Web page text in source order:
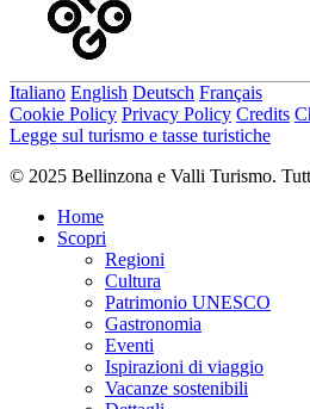
Italiano English Deutsch Français
Cookie Policy Privacy Policy Credits
Legge sul turismo e tasse turistiche
© 2025 Bellinzona e Valli Turismo.
Home
Scopri
Regioni
Cultura
Patrimonio UNESCO
Gastronomia
Eventi
Ispirazioni di viaggio
Vacanze sostenibili